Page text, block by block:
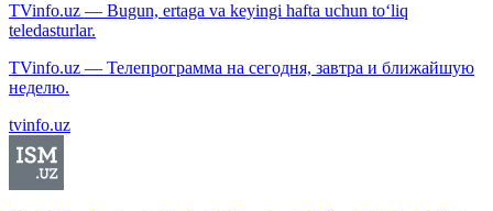
TVinfo.uz — Bugun, ertaga va keyingi hafta uchun to‘liq
teledasturlar.
TVinfo.uz — Телепрограмма на сегодня, завтра и ближайшую
неделю.
tvinfo.uz